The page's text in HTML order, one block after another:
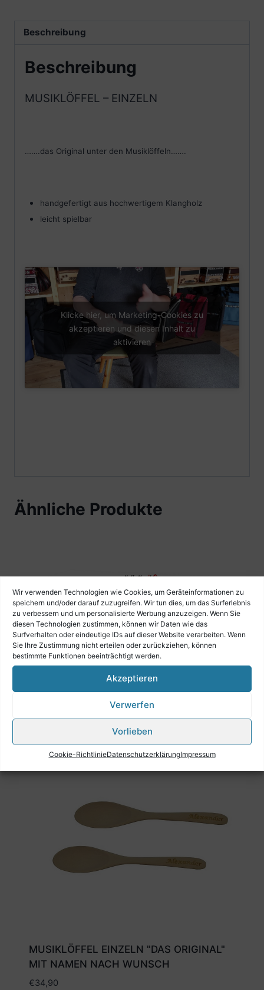
Wir verwenden Technologien wie Cookies, um Geräteinformationen zu
speichern und/oder darauf zuzugreifen. Wir tun dies, um das Surferlebnis
zu verbessern und um personalisierte Werbung anzuzeigen. Wenn Sie
diesen Technologien zustimmen, können wir Daten wie das
Surfverhalten oder eindeutige IDs auf dieser Website verarbeiten. Wenn
Sie Ihre Zustimmung nicht erteilen oder zurückziehen, können
bestimmte Funktionen beeinträchtigt werden.
Akzeptieren
Verwerfen
Vorlieben
Cookie-RichtlinieDatenschutzerklärungImpressum
Beschreibung
Beschreibung
MUSIKLÖFFEL – EINZELN
…….das Original unter den Musiklöffeln…….
handgefertigt aus hochwertigem Klangholz
leicht spielbar
Klicke hier, um Marketing-Cookies zu
akzeptieren und diesen Inhalt zu
aktivieren
Ähnliche Produkte
MUSIKLÖFFEL ZUSAMMENHÄNGEND XXL
MUSIKLÖFFEL EINZELN "DAS ORIGINAL"
MIT NAMEN NACH WUNSCH
€34,90